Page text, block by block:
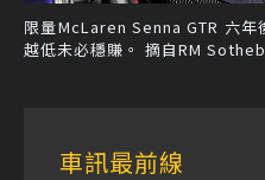
限量McLaren Senna GTR 六
越低未必穩賺。 摘自RM
車訊最前線